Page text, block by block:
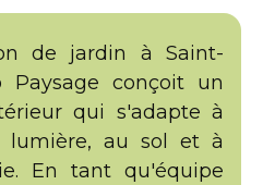
de jardin à Saint-
Paysage conçoit un
qui s'adapte à
lumière, au sol et à
En tant qu'équipe